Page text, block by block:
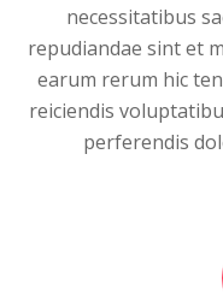
necessitatibus
repudiandae sint et
earum rerum hic
reiciendis
perferendis